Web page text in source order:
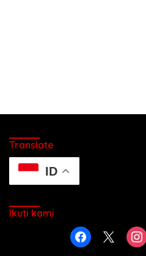
Translate
ID
Ikuti kami
facebook